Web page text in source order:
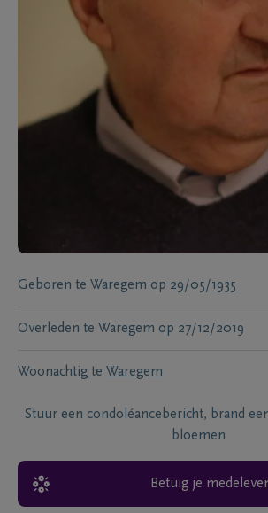
Geboren te Waregem op 29/05/1935
Overleden te Waregem op 27/12/2019
Woonachtig te Waregem
Stuur een condoléancebericht, brand
bloemen
Betuig je